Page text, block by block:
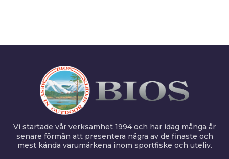
Vi startade vår verksamhet 1994 och har idag många år
senare förmån att presentera några av de finaste och
mest kända varumärkena inom sportfiske och uteliv.